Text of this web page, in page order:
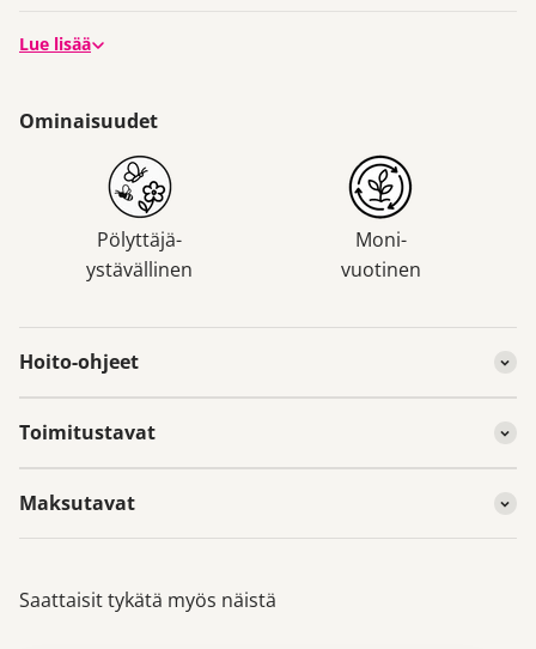
Lue lisää
Ominaisuudet
Pölyttäjä-
ystävällinen
Moni-
vuotinen
Hoito-ohjeet
Toimitustavat
Maksutavat
Saattaisit tykätä myös näistä